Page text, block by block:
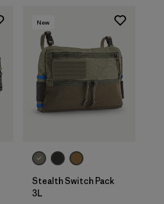
Agregar a la
New
Stealth Switch Pack
3L